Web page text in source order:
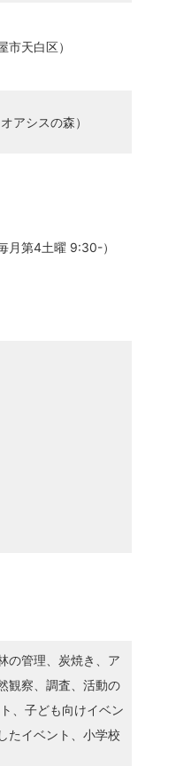
市天白区）
オアシスの森）
月第4土曜 9:30-）
の管理、炭焼き、ア
観察、調査、活動の
、子ども向けイベン
たイベント、小学校